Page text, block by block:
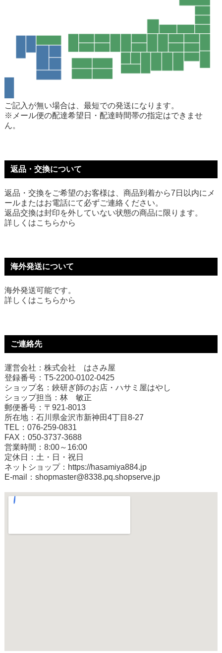
ご記入が無い場合は、最短での発送になります。
※メール便の配達希望日・配達時間帯の指定はできませ
ん。
返品・交換について
返品・交換をご希望のお客様は、商品到着から7日以内にメ
ールまたはお電話にて必ずご連絡ください。
返品交換は封印を外していない状態の商品に限ります。
詳しくはこちらから
海外発送について
海外発送可能です。
詳しくはこちらから
ご連絡先
運営会社：株式会社 はさみ屋
登録番号：T5-2200-0102-0425
ショップ名：鋏研ぎ師のお店・ハサミ屋はやし
ショップ担当：林 敏正
郵便番号：〒921-8013
所在地：石川県金沢市新神田4丁目8-27
TEL：076-259-0831
FAX：050-3737-3688
営業時間：8:00～16:00
定休日：土・日・祝日
ネットショップ： https://hasamiya884.jp
E-mail：shopmaster@8338.pq.shopserve.jp